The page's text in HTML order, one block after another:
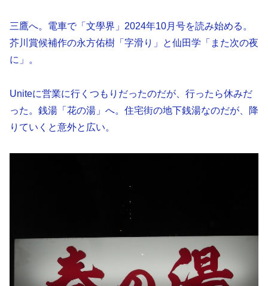
三鷹へ。電車で「文學界」2024年10月号を読み始める。
芥川賞候補作の永方佑樹「字滑り」と仙田学「また次の夜
に」。
Uniteに営業に行くつもりだったのだが、行ったら休みだ
った。銭湯「花の湯」へ。住宅街の地下銭湯なのだが、降
りていくと意外と広い。